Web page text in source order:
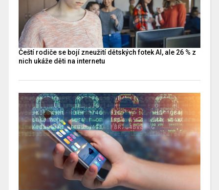
Čeští rodiče se bojí zneužití dětských fotek AI, ale 26 % z
nich ukáže děti na internetu